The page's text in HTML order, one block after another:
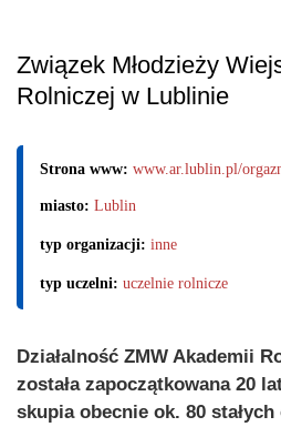
Związek Młodzieży
Rolniczej w Lublinie
Strona www: www.ar.lublin.pl/
miasto: Lublin
typ organizacji: inne
typ uczelni: uczelnie rolnicze
Działalność ZMW Akademii
została zapoczątkowana 20
skupia obecnie ok. 80 stałych